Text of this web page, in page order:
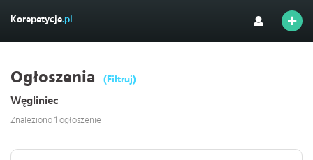
Korepetycje.pl
Ogłoszenia (Filtruj)
Węgliniec
Znaleziono 1 ogłoszenie